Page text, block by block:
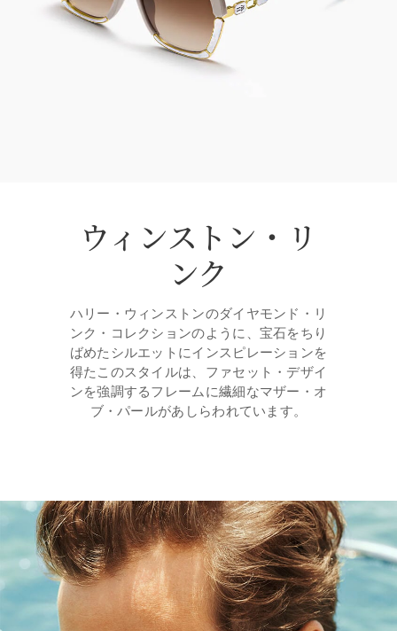
ウィンストン・リ
ンク
ハリー・ウィンストンのダイヤモンド・リ
ンク・コレクションのように、宝石をちり
ばめたシルエットにインスピレーションを
得たこのスタイルは、ファセット・デザイ
ンを強調するフレームに繊細なマザー・オ
ブ・パールがあしらわれています。